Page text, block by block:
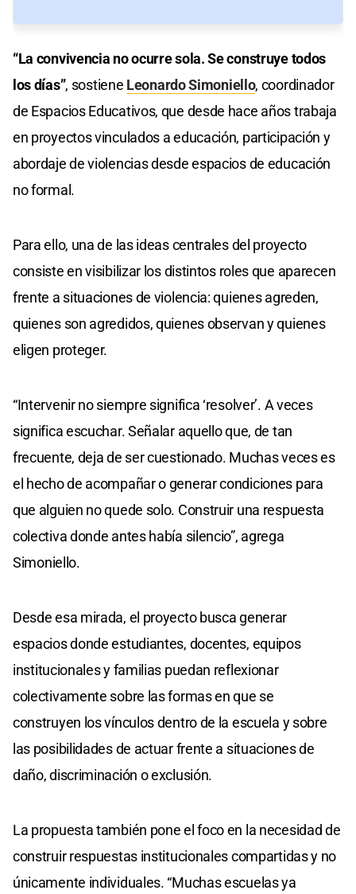
“La convivencia no ocurre sola. Se construye todos
los días”, sostiene Leonardo Simoniello, coordinador
de Espacios Educativos, que desde hace años trabaja
en proyectos vinculados a educación, participación y
abordaje de violencias desde espacios de educación
no formal.
Para ello, una de las ideas centrales del proyecto
consiste en visibilizar los distintos roles que aparecen
frente a situaciones de violencia: quienes agreden,
quienes son agredidos, quienes observan y quienes
eligen proteger.
“Intervenir no siempre significa ‘resolver’. A veces
significa escuchar. Señalar aquello que, de tan
frecuente, deja de ser cuestionado. Muchas veces es
el hecho de acompañar o generar condiciones para
que alguien no quede solo. Construir una respuesta
colectiva donde antes había silencio”, agrega
Simoniello.
Desde esa mirada, el proyecto busca generar
espacios donde estudiantes, docentes, equipos
institucionales y familias puedan reflexionar
colectivamente sobre las formas en que se
construyen los vínculos dentro de la escuela y sobre
las posibilidades de actuar frente a situaciones de
daño, discriminación o exclusión.
La propuesta también pone el foco en la necesidad de
construir respuestas institucionales compartidas y no
únicamente individuales. “Muchas escuelas ya